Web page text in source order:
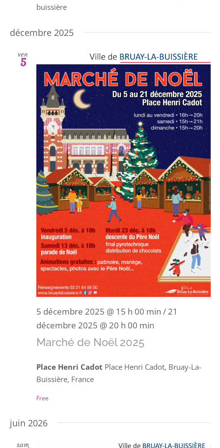
buissière
décembre 2025
ven
5
5 décembre 2025 @ 15 h 00 min /21
décembre 2025 @ 20 h 00 min
Marché de Noël 2025
Place Henri Cadot Place Henri Cadot, Bruay-La-
Buissière, France
Free
juin 2026
sam